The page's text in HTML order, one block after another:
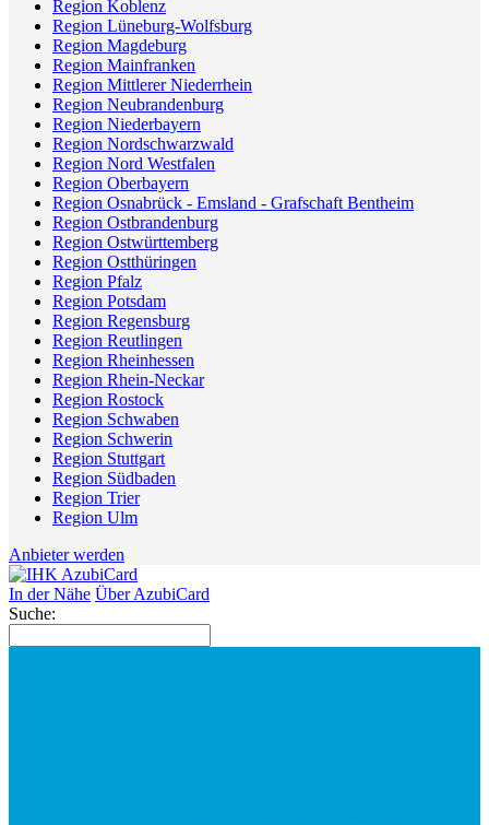
Region Koblenz
Region Lüneburg-Wolfsburg
Region Magdeburg
Region Mainfranken
Region Mittlerer Niederrhein
Region Neubrandenburg
Region Niederbayern
Region Nordschwarzwald
Region Nord Westfalen
Region Oberbayern
Region Osnabrück - Emsland - Grafschaft Bentheim
Region Ostbrandenburg
Region Ostwürttemberg
Region Ostthüringen
Region Pfalz
Region Potsdam
Region Regensburg
Region Reutlingen
Region Rheinhessen
Region Rhein-Neckar
Region Rostock
Region Schwaben
Region Schwerin
Region Stuttgart
Region Südbaden
Region Trier
Region Ulm
Anbieter werden
In der Nähe Über AzubiCard
Suche: